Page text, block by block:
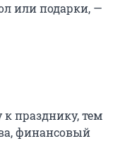
или подарки, —
празднику, тем
финансовый